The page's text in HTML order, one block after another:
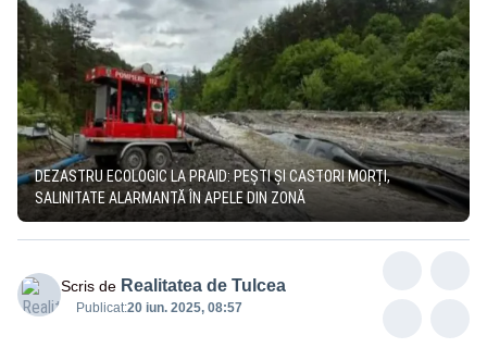
DEZASTRU ECOLOGIC LA PRAID: PEȘTI ȘI CASTORI MORȚI,
SALINITATE ALARMANTĂ ÎN APELE DIN ZONĂ
Scris de Realitatea de Tulcea
Publicat:20 iun. 2025, 08:57